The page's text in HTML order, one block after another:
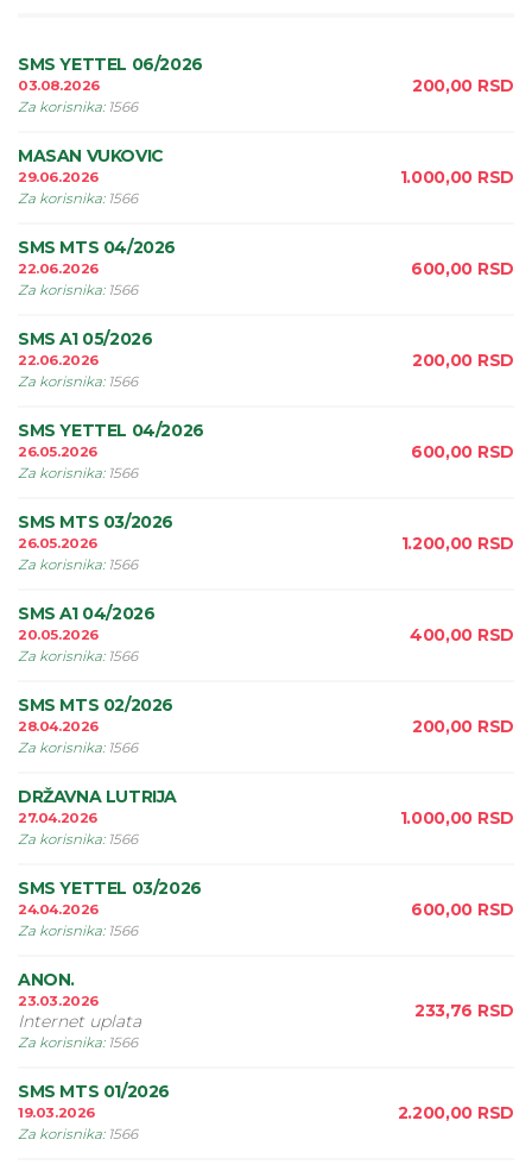
SMS YETTEL 06/2026
03.08.2026
Za korisnika: 1566
200,00 RSD
MASAN VUKOVIC
29.06.2026
Za korisnika: 1566
1.000,00 RSD
SMS MTS 04/2026
22.06.2026
Za korisnika: 1566
600,00 RSD
SMS A1 05/2026
22.06.2026
Za korisnika: 1566
200,00 RSD
SMS YETTEL 04/2026
26.05.2026
Za korisnika: 1566
600,00 RSD
SMS MTS 03/2026
26.05.2026
Za korisnika: 1566
1.200,00 RSD
SMS A1 04/2026
20.05.2026
Za korisnika: 1566
400,00 RSD
SMS MTS 02/2026
28.04.2026
Za korisnika: 1566
200,00 RSD
DRŽAVNA LUTRIJA
27.04.2026
Za korisnika: 1566
1.000,00 RSD
SMS YETTEL 03/2026
24.04.2026
Za korisnika: 1566
600,00 RSD
ANON.
23.03.2026
Internet uplata
Za korisnika: 1566
233,76 RSD
SMS MTS 01/2026
19.03.2026
Za korisnika: 1566
2.200,00 RSD